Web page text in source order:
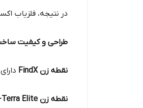
در نتیجه، فلزیاب
طراحی و کیفیت
نقطه زن FindX
نقطه زن X-Terra Elite